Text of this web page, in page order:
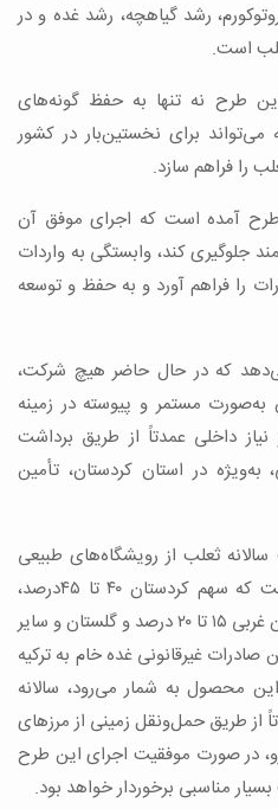
رشد گیاهچه، رشد غده و در
است.
طرح نه تنها به حفظ گونه‌های
برای نخستین‌بار در کشور
را فراهم سازد.
آمده است که اجرای موفق آن
جلوگیری کند، وابستگی به واردات
را فراهم آورد و به حفظ و توسعه
که در حال حاضر هیچ شرکت،
به‌صورت مستمر و پیوسته در زمینه
داخلی عمدتاً از طریق برداشت
به‌ویژه در استان کردستان، تأمین
ثعلب از رویشگاه‌های طبیعی
کشور بین ۷ تا ۱۱میلیون بوته است که سهم کردستان ۴۰ تا ۴۵درصد،
کرمانشاه ۲۵ تا ۳۰ درصد، آذربایجان غربی ۱۵ تا ۲۰ درصد و گلستان و سایر
صادرات غیرقانونی غده خام به ترکیه
محصول به شمار می‌رود، سالانه
از طریق حمل‌ونقل زمینی از مرزهای
در صورت موفقیت اجرای این طرح
مناسبی برخوردار خواهد بود.